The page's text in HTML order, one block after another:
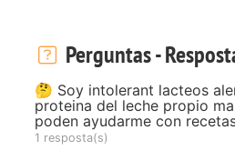
Perguntas -
🤔 Soy intolerant lacteos
proteina del leche propio
poden ayudarme con
1 resposta(s)